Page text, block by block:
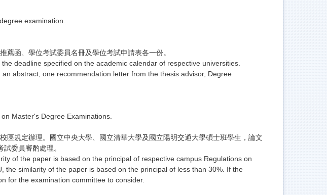
examination.
函、學位考試委員名冊及學位考試申請表各一份。
deadline specified on the academic calendar of respective universities.
abstract, one recommendation letter from the thesis advisor, Degree
Master's Degree Examinations.
區規定辦理。國立中央大學、 國立清華大學及國立陽明交通大學碩士班學生， 論文
委員審酌處理。
of the paper is based on the principal of respective campus Regulations on
similarity of the paper is based on the principal of less than 30%. If the
for the examination committee to consider.